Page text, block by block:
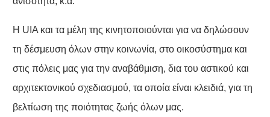
Η UIA και τα μέλη της κινητοποιούνται για να δηλώσουν
τη δέσμευση όλων στην κοινωνία, στο οικοσύστημα και
στις πόλεις μας για την αναβάθμιση, δια του αστικού και
αρχιτεκτονικού σχεδιασμού, τα οποία είναι κλειδιά, για τη
βελτίωση της ποιότητας ζωής όλων μας.